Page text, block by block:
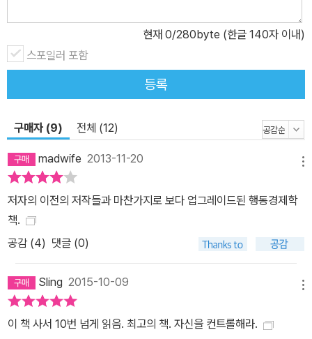
니까 부자가 될 수밖에 없었다고 생각한다. 캄프라드는 지독한 절약
정신 때문에 부자가 된 것일까? 하노 벡은 더 중요한 것이 있다고 말
한다. “중요한 것은 상대성이에요. 평범한 사람들은 길에서 주운 돈 1
0만 원은 큰돈이라고 생각하면서도 3000만 원짜리 차를 살 때 할인
따라 다르게 느끼는 겁니다. 그런데 부자들은 1억 원이 있든 10억 원
이 있든 10만 원을 10만 원이라고 생각합니다.” 인간은 어떤 조건에
서 자극을 받느냐에 따라 같은 자극이라도 다르게 받아들인다. 대형
마트에서 쇼핑을 할 때 얼마 사지 않은 것 같은데 계산할 때 보면 금액
로 상대성의 함정이다. 하노 벡은 부자들이 구두쇠처럼 보이는 이유
르게 새어나가는 돈을 막을 수 있다. 그렇게 모은 돈으로 투자를 시작
해 본격적으로 재산을 불린다. 그들 역시 투자 전문가는 아니기 때문
에 투자를 할 때 여러 전문가의 조언을 참고한다. 그런데 이런 전문가
현재 0/280byte (한글 140자 이내)
스포일러 포함
등록
구매자 (9) 전체 (12)
madwife 2013-11-20
저자의 이전의 저작들과 마찬가지로 보다 업그레이드된 행동경제학
책.
공감 (4) 댓글 (0)
Sling 2015-10-09
이 책 사서 10번 넘게 읽음. 최고의 책. 자신을 컨트롤해라.